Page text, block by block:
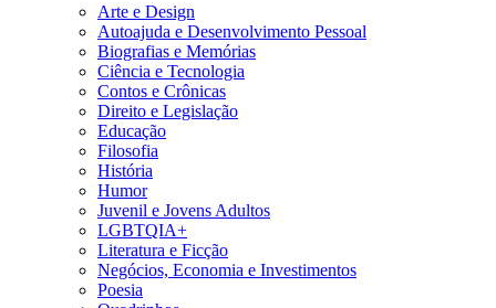
Arte e Design
Autoajuda e Desenvolvimento Pessoal
Biografias e Memórias
Ciência e Tecnologia
Contos e Crônicas
Direito e Legislação
Educação
Filosofia
História
Humor
Juvenil e Jovens Adultos
LGBTQIA+
Literatura e Ficção
Negócios, Economia e Investimentos
Poesia